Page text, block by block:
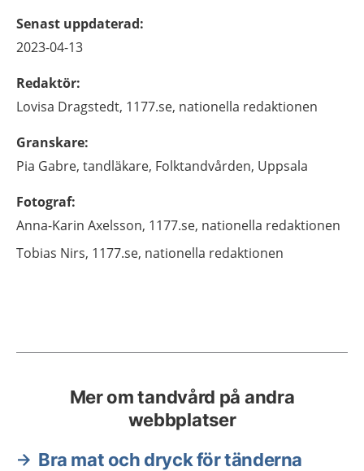
Senast uppdaterad:
2023-04-13
Redaktör:
Lovisa Dragstedt, 1177.se, nationella redaktionen
Granskare:
Pia Gabre, tandläkare, Folktandvården, Uppsala
Fotograf:
Anna-Karin Axelsson, 1177.se, nationella redaktionen
Tobias Nirs, 1177.se, nationella redaktionen
Mer om tandvård på andra
webbplatser
Bra mat och dryck för tänderna